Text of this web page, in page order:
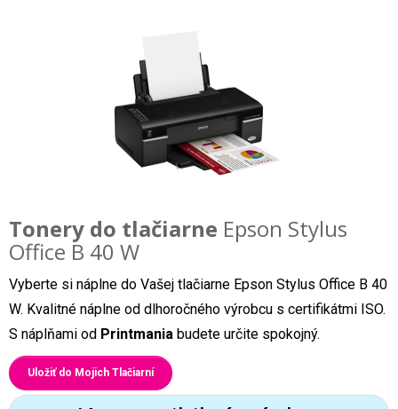
Tonery do tlačiarne Epson Stylus
Office B 40 W
Vyberte si náplne do Vašej tlačiarne Epson Stylus Office B 40
W. Kvalitné náplne od dlhoročného výrobcu s certifikátmi ISO.
S náplňami od Printmania budete určite spokojný.
Uložiť do Mojich Tlačiarní